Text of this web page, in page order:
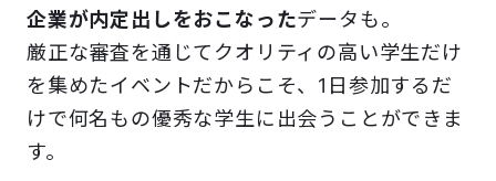
企業が内定出しをおこなったデータも。
厳正な審査を通じてクオリティの高い学生だけ
を集めたイベントだからこそ、1日参加するだ
けで何名もの優秀な学生に出会うことができま
す。